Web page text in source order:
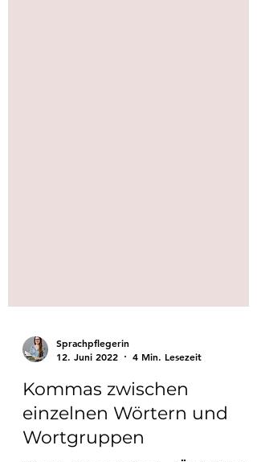
12. Juni 2022
4 Min. Lesezeit
Kommas zwischen
einzelnen Wörtern und